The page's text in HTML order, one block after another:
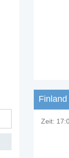
Zeit: